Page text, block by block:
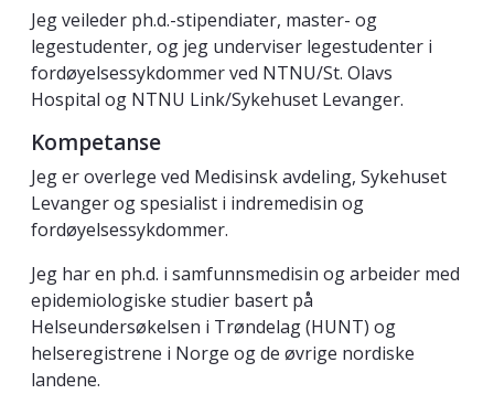
Jeg veileder ph.d.-stipendiater, master- og
legestudenter, og jeg underviser legestudenter i
fordøyelsessykdommer ved NTNU/St. Olavs
Hospital og NTNU Link/Sykehuset Levanger.
Kompetanse
Jeg er overlege ved Medisinsk avdeling, Sykehuset
Levanger og spesialist i indremedisin og
fordøyelsessykdommer.
Jeg har en ph.d. i samfunnsmedisin og arbeider med
epidemiologiske studier basert på
Helseundersøkelsen i Trøndelag (HUNT) og
helseregistrene i Norge og de øvrige nordiske
landene.